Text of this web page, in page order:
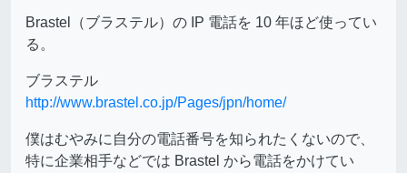
Brastel（ブラステル）の IP 電話を 10 年ほど使ってい
る。
ブラステル
http://www.brastel.co.jp/Pages/jpn/home/
僕はむやみに自分の電話番号を知られたくないので、
特に企業相手などでは Brastel から電話をかけてい